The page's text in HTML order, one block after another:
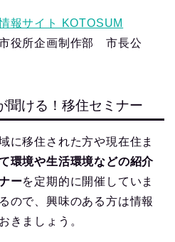
報サイト KOTOSUM
役所企画制作部 市長公
聞ける！移住セミナー
に移住された方や現在住ま
環境や生活環境などの紹介
ーを定期的に開催していま
ので、興味のある方は情報
きましょう。